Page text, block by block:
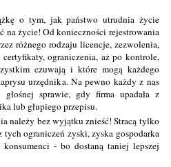
o tym, jak państwo utrudnia życie
na życie! Od konieczności rejestrowania
różnego rodzaju licencje, zezwolenia,
ograniczenia, aż po kontrole,
czuwają i które mogą każdego
urzędnika. Na pewno każdy z nas
głośnej sprawie, gdy firma upadała z
lub głupiego przepisu.
należy bez wyjątku znieść! Stracą tylko
ograniczeń zyski, zyska gospodarka
- bo dostaną taniej lepszej